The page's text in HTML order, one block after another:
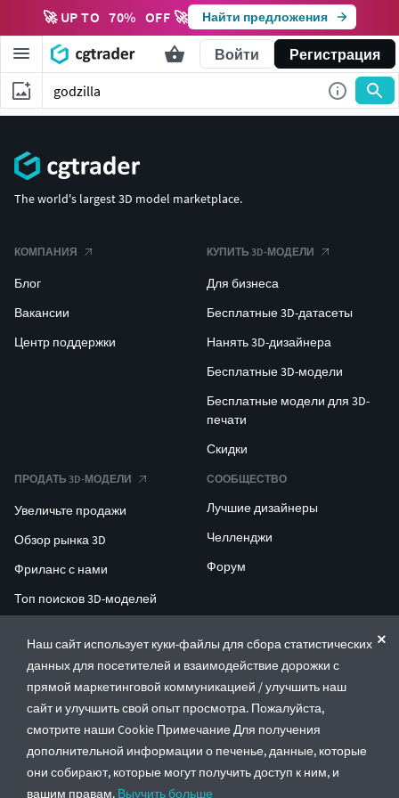
🚀 UP TO 70% OFF 🚀 Найти предложения
Войти Регистрация
Наш сайт использует куки-файлы для сбора статистических
данных для посетителей и взаимодействие дорожки с
прямой маркетинговой коммуникацией / улучшить наш
сайт и улучшить свой опыт просмотра. Пожалуйста,
смотрите наши Cookie Примечание Для получения
дополнительной информации о печенье, данные, которые
они собирают, которые могут получить доступ к ним, и
вашим правам. Выучить больше
The world's largest 3D model marketplace.
КОМПАНИЯ
Блог
Вакансии
Центр поддержки
КУПИТЬ 3D-МОДЕЛИ
Для бизнеса
Бесплатные 3D-датасеты
Нанять 3D-дизайнера
Бесплатные 3D-модели
Бесплатные модели для 3D-
печати
Скидки
ПРОДАТЬ 3D-МОДЕЛИ
Увеличьте продажи
Обзор рынка 3D
Фриланс с нами
Топ поисков 3D-моделей
СООБЩЕСТВО
Лучшие дизайнеры
Челленджи
Форум
ENTERPRISE 3D AT SCALE
© CGTrader 2011-2026
UAB CGTrader, Antakalnio st. 17, Vilnius, Lithuania
Правила и условияПолитика конфиденциальности
🇷🇺 Русский